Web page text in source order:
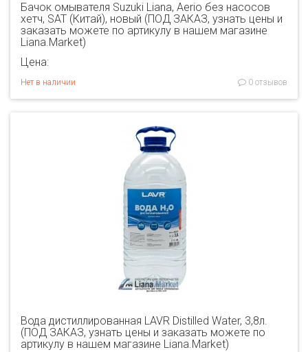
Бачок омывателя Suzuki Liana, Aerio без насосов
хетч, SAT (Китай), новый (ПОД ЗАКАЗ, узнать цены и
заказать можете по артикулу в нашем магазине
Liana.Market)
Цена:
Нет в наличии 0 отзывов
Вода дистиллированная LAVR Distilled Water, 3,8л.
(ПОД ЗАКАЗ, узнать цены и заказать можете по
артикулу в нашем магазине Liana.Market)